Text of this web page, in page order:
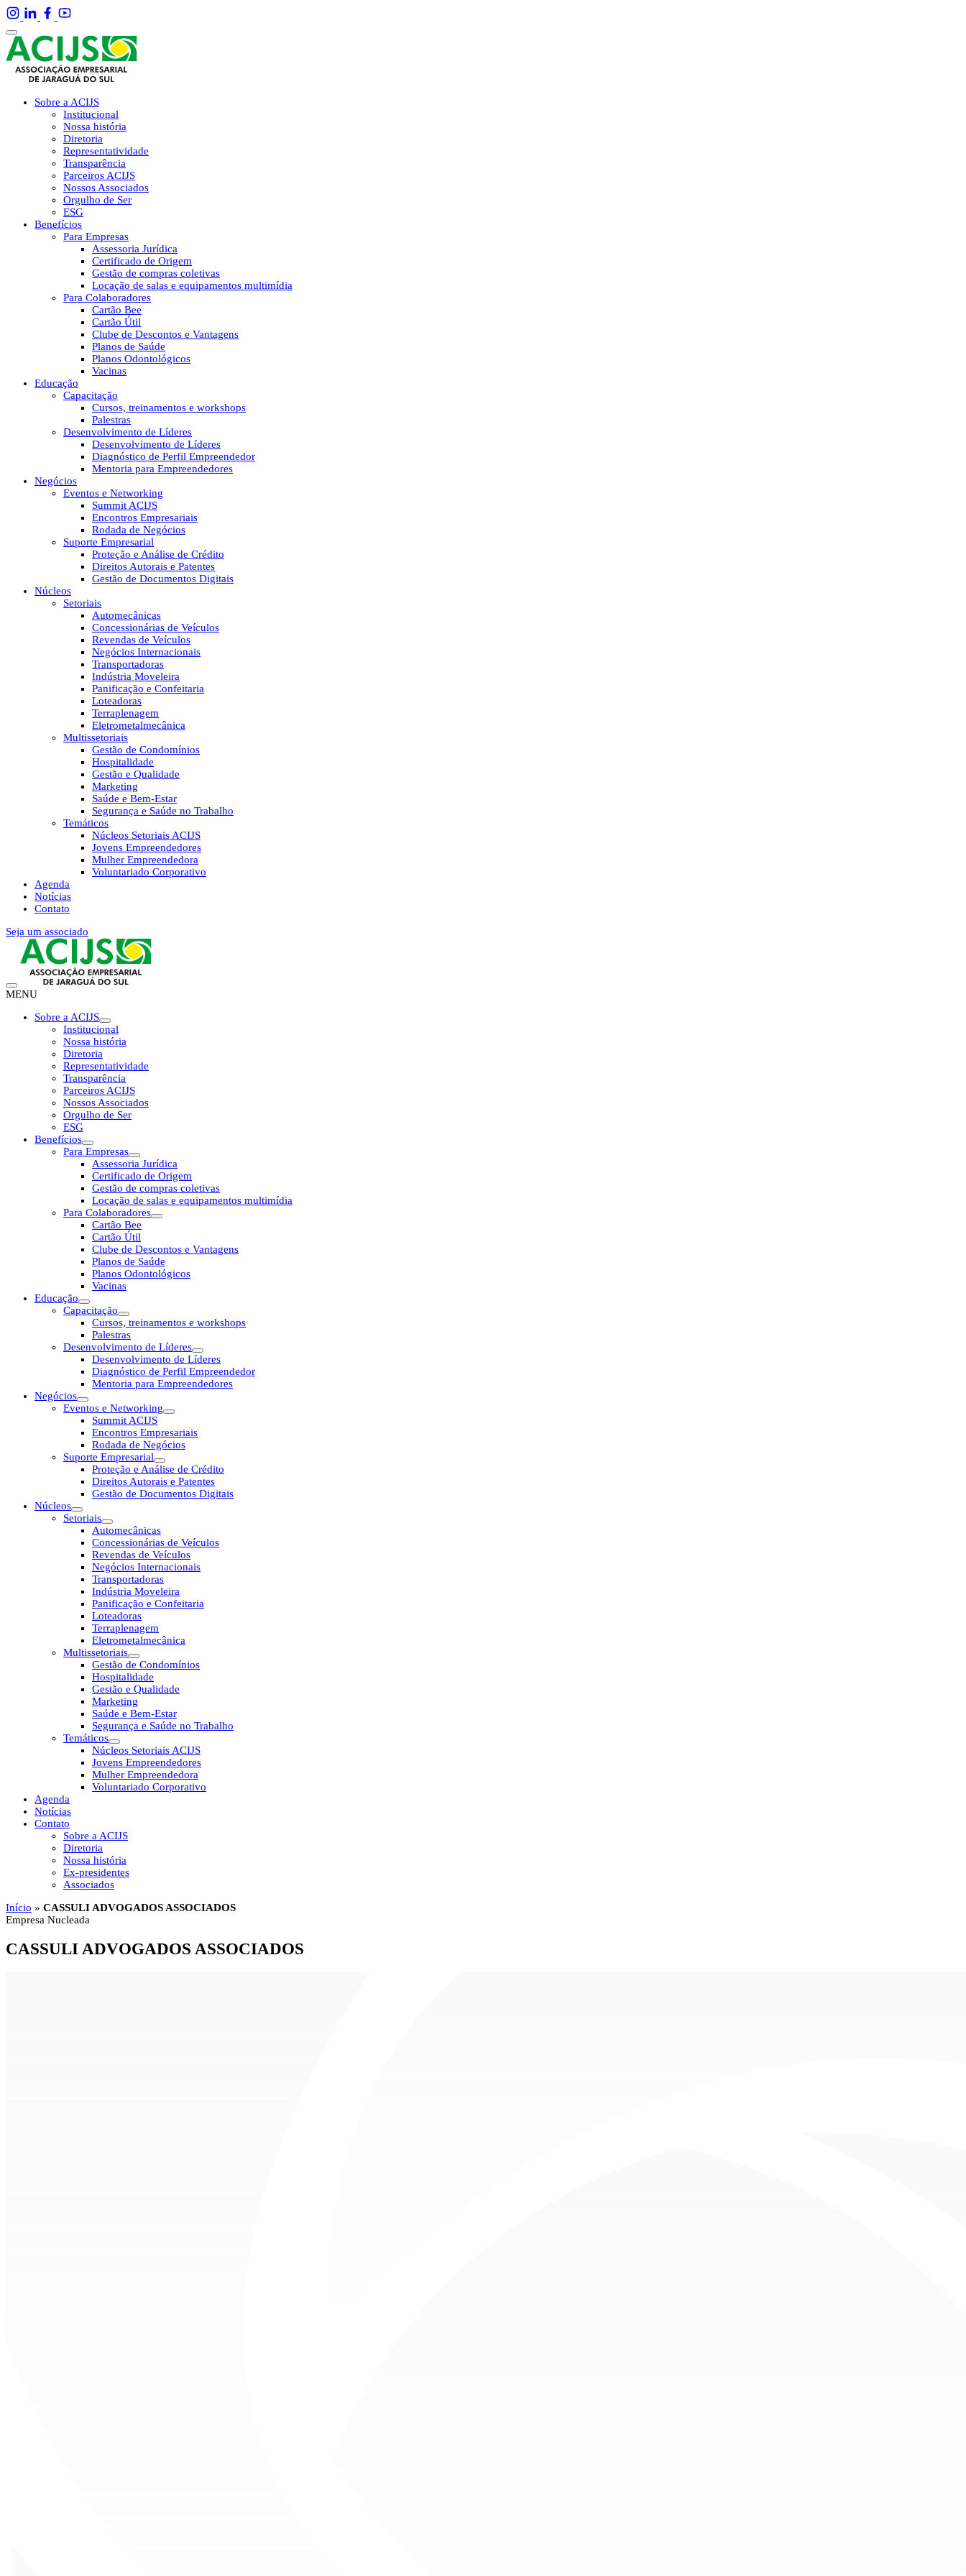
Sobre a ACIJS
Institucional
Nossa história
Diretoria
Representatividade
Transparência
Parceiros ACIJS
Nossos Associados
Orgulho de Ser
ESG
Benefícios
Para Empresas
Assessoria Jurídica
Certificado de Origem
Gestão de compras coletivas
Locação de salas e equipamentos multimídia
Para Colaboradores
Cartão Bee
Cartão Útil
Clube de Descontos e Vantagens
Planos de Saúde
Planos Odontológicos
Vacinas
Educação
Capacitação
Cursos, treinamentos e workshops
Palestras
Desenvolvimento de Líderes
Desenvolvimento de Líderes
Diagnóstico de Perfil Empreendedor
Mentoria para Empreendedores
Negócios
Eventos e Networking
Summit ACIJS
Encontros Empresariais
Rodada de Negócios
Suporte Empresarial
Proteção e Análise de Crédito
Direitos Autorais e Patentes
Gestão de Documentos Digitais
Núcleos
Setoriais
Automecânicas
Concessionárias de Veículos
Revendas de Veículos
Negócios Internacionais
Transportadoras
Indústria Moveleira
Panificação e Confeitaria
Loteadoras
Terraplenagem
Eletrometalmecânica
Multissetoriais
Gestão de Condomínios
Hospitalidade
Gestão e Qualidade
Marketing
Saúde e Bem-Estar
Segurança e Saúde no Trabalho
Temáticos
Núcleos Setoriais ACIJS
Jovens Empreendedores
Mulher Empreendedora
Voluntariado Corporativo
Agenda
Notícias
Contato
Seja um associado
MENU
Sobre a ACIJS
Institucional
Nossa história
Diretoria
Representatividade
Transparência
Parceiros ACIJS
Nossos Associados
Orgulho de Ser
ESG
Benefícios
Para Empresas
Assessoria Jurídica
Certificado de Origem
Gestão de compras coletivas
Locação de salas e equipamentos multimídia
Para Colaboradores
Cartão Bee
Cartão Útil
Clube de Descontos e Vantagens
Planos de Saúde
Planos Odontológicos
Vacinas
Educação
Capacitação
Cursos, treinamentos e workshops
Palestras
Desenvolvimento de Líderes
Desenvolvimento de Líderes
Diagnóstico de Perfil Empreendedor
Mentoria para Empreendedores
Negócios
Eventos e Networking
Summit ACIJS
Encontros Empresariais
Rodada de Negócios
Suporte Empresarial
Proteção e Análise de Crédito
Direitos Autorais e Patentes
Gestão de Documentos Digitais
Núcleos
Setoriais
Automecânicas
Concessionárias de Veículos
Revendas de Veículos
Negócios Internacionais
Transportadoras
Indústria Moveleira
Panificação e Confeitaria
Loteadoras
Terraplenagem
Eletrometalmecânica
Multissetoriais
Gestão de Condomínios
Hospitalidade
Gestão e Qualidade
Marketing
Saúde e Bem-Estar
Segurança e Saúde no Trabalho
Temáticos
Núcleos Setoriais ACIJS
Jovens Empreendedores
Mulher Empreendedora
Voluntariado Corporativo
Agenda
Notícias
Contato
Sobre a ACIJS
Diretoria
Nossa história
Ex-presidentes
Associados
Início » CASSULI ADVOGADOS ASSOCIADOS
Empresa Nucleada
CASSULI ADVOGADOS ASSOCIADOS